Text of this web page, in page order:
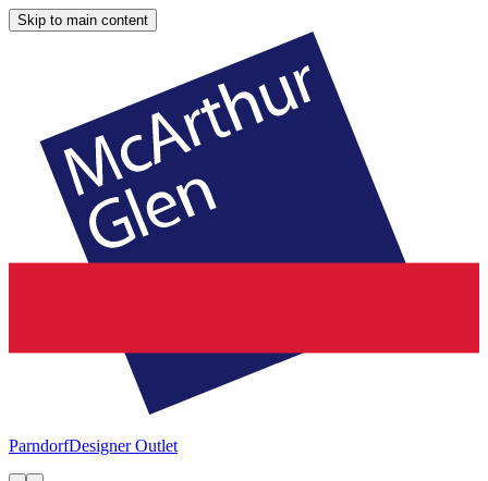
Skip to main content
ParndorfDesigner Outlet